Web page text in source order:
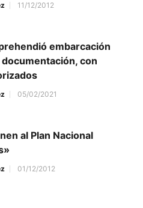
11/12/2012
embarcación
con
05/02/2021
al Plan Nacional
01/12/2012